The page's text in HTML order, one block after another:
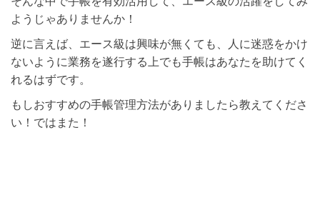
ようじゃありませんか！
逆に言えば、エース級は興味が無くても、人に迷惑をかけ
ないように業務を遂行する上でも手帳はあなたを助けてく
れるはずです。
もしおすすめの手帳管理方法がありましたら教えてくださ
い！ではまた！